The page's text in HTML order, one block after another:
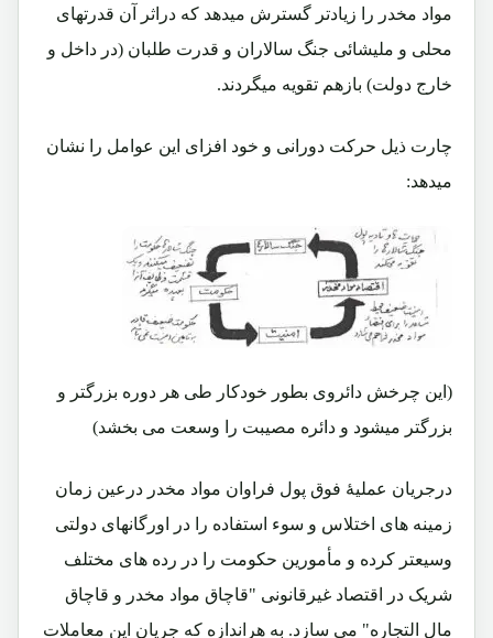
مواد مخدر را زیادتر گسترش میدهد که دراثر آن قدرتهای
محلی و ملیشائی جنگ سالاران و قدرت طلبان (در داخل و
خارج دولت) بازهم تقویه میگردند.
چارت ذیل حرکت دورانی و خود افزای این عوامل را نشان
میدهد:
(این چرخش دائروی بطور خودکار طی هر دوره بزرگتر و
بزرگتر میشود و دائره مصیبت را وسعت می بخشد)
درجریان عملیۀ فوق پول فراوان مواد مخدر درعین زمان
زمینه های اختلاس و سوء استفاده را در اورگانهای دولتی
وسیعتر کرده و مأمورین حکومت را در رده های مختلف
شریک در اقتصاد غیرقانونی "قاچاق مواد مخدر و قاچاق
مال التجاره" می سازد. به هراندازه که جریان این معاملات